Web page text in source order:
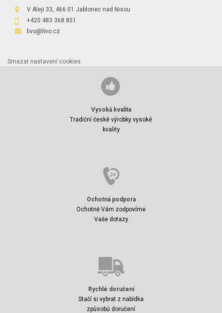
V Aleji 33, 466 01 Jablonec nad Nisou
+420 483 368 851
livo@livo.cz
Smazat nastavení cookies
Vysoká kvalita
Tradiční české výrobky vysoké
kvality
Ochotná podpora
Ochotně Vám zodpovíme
Vaše dotazy
Rychlé doručení
Stačí si vybrat z nabídka
způsobů doručení